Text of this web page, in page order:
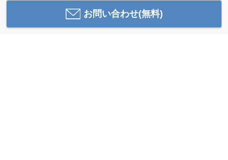
お問い合わせ(無料)